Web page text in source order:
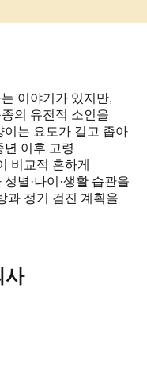
이야기가 있지만,
의 유전적 소인을
이는 요도가 길고 좁아
년 이후 고령
비교적 흔하게
별·나이·생활 습관을
과 정기 검진 계획을
사